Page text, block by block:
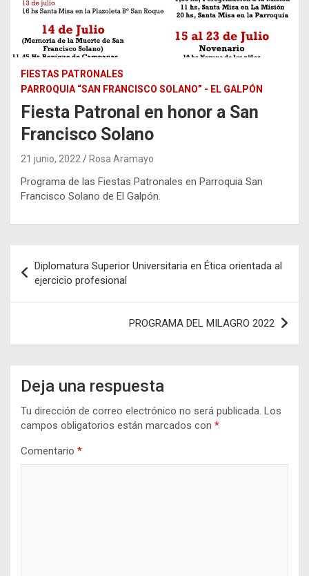
FIESTAS PATRONALES
PARROQUIA “SAN FRANCISCO SOLANO” - EL GALPÓN
Fiesta Patronal en honor a San
Francisco Solano
21 junio, 2022 Rosa Aramayo
Programa de las Fiestas Patronales en Parroquia San
Francisco Solano de El Galpón.
de
entradas
Diplomatura Superior Universitaria en Ética orientada al
ejercicio profesional
PROGRAMA DEL MILAGRO 2022
Deja una respuesta
Tu dirección de correo electrónico no será publicada. Los
campos obligatorios están marcados con *
Comentario *